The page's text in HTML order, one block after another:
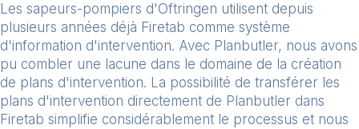
Les sapeurs-pompiers d'Oftringen utilisent depuis
plusieurs années déjà Firetab comme système
d'information d'intervention. Avec Planbutler, nous avons
pu combler une lacune dans le domaine de la création
de plans d'intervention. La possibilité de transférer les
plans d'intervention directement de Planbutler dans
Firetab simplifie considérablement le processus et nous